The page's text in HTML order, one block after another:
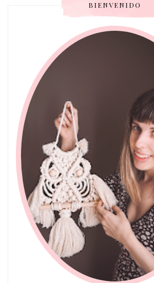
BIENVENIDO